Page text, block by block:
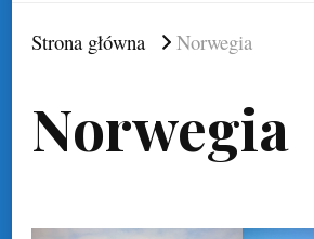
Strona główna Norwegia
Norwegia